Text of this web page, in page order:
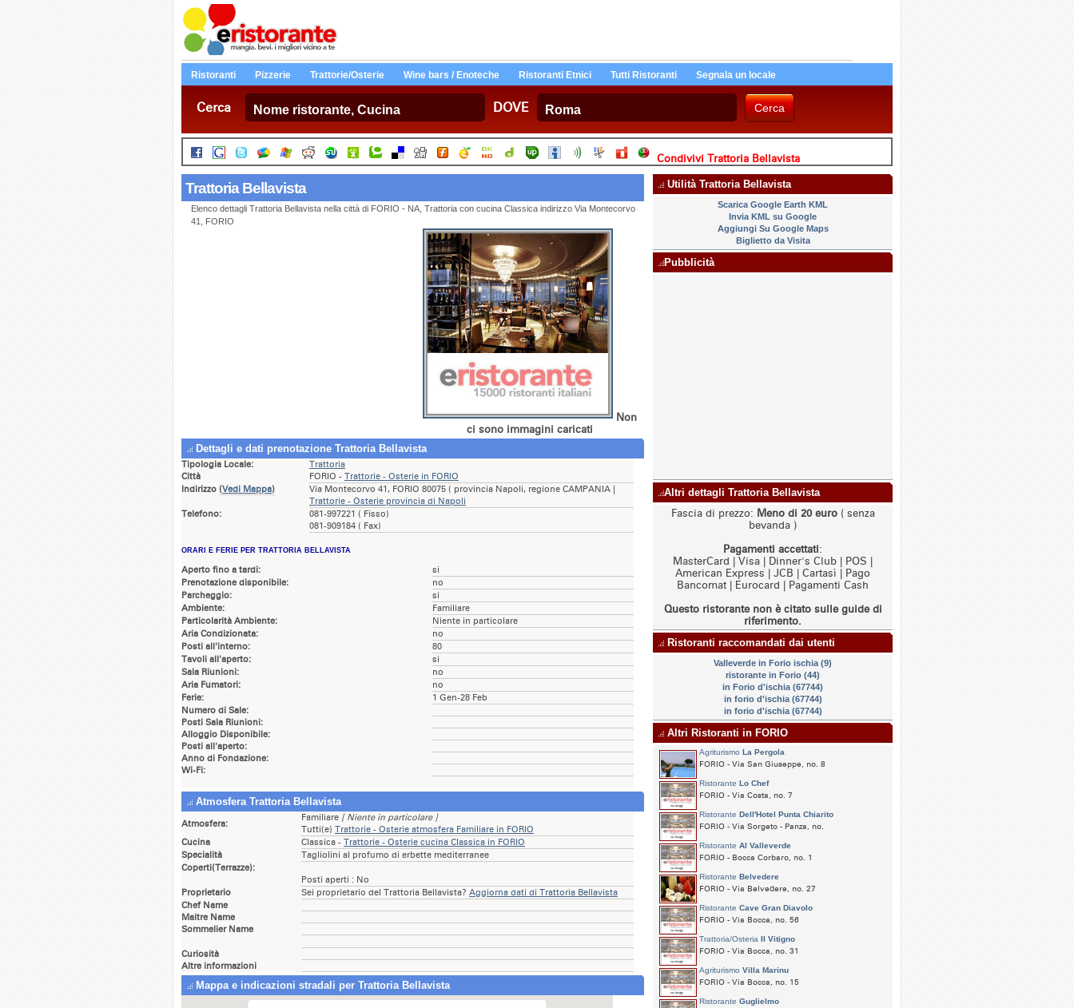
Ristoranti Pizzerie Trattorie/Osterie Wine bars / Enoteche Ristoranti Etnici Tutti Ristoranti Segnala un locale
Cerca DOVE
Condivivi Trattoria Bellavista
Trattoria Bellavista
Elenco dettagli Trattoria Bellavista nella città di FORIO - NA, Trattoria con cucina Classica indirizzo Via Montecorvo
41, FORIO
Non
ci sono immagini caricati
Dettagli e dati prenotazione Trattoria Bellavista
Tipologia Locale:
Trattoria
Città
FORIO - Trattorie - Osterie in FORIO
Indirizzo (Vedi Mappa)
Via Montecorvo 41, FORIO 80075 ( provincia Napoli, regione CAMPANIA |
Trattorie - Osterie provincia di Napoli
Telefono:
081-997221 ( Fisso)
081-909184 ( Fax)
ORARI E FERIE PER TRATTORIA BELLAVISTA
Aperto fino a tardi:
si
Prenotazione disponibile:
no
Parcheggio:
si
Ambiente:
Familiare
Particolarità Ambiente:
Niente in particolare
Aria Condizionata:
no
Posti all'interno:
80
Tavoli all'aperto:
si
Sala Riunioni:
no
Aria Fumatori:
no
Ferie:
1 Gen-28 Feb
Numero di Sale:
Posti Sala Riunioni:
Alloggio Disponibile:
Posti all'aperto:
Anno di Fondazione:
Wi-Fi:
Atmosfera Trattoria Bellavista
Atmosfera:
Familiare [ Niente in particolare ]
Tutti(e) Trattorie - Osterie atmosfera Familiare in FORIO
Cucina
Classica - Trattorie - Osterie cucina Classica in FORIO
Specialità
Tagliolini al profumo di erbette mediterranee
Coperti(Terrazze):
Posti aperti : No
Proprietario
Sei proprietario del Trattoria Bellavista? Aggiorna dati di Trattoria Bellavista
Chef Name
Maitre Name
Sommelier Name
Curiosità
Altre informazioni
Mappa e indicazioni stradali per Trattoria Bellavista
Utilità Trattoria Bellavista
Scarica Google Earth KML
Invia KML su Google
Aggiungi Su Google Maps
Biglietto da Visita
Pubblicità
Altri dettagli Trattoria Bellavista
Fascia di prezzo: Meno di 20 euro( senza
bevanda )
Pagamenti accettati:
MasterCard | Visa | Dinner's Club | POS |
American Express | JCB | Cartasì | Pago
Bancomat | Eurocard | Pagamenti Cash
Questo ristorante non è citato sulle guide di
riferimento.
Ristoranti raccomandati dai utenti
Valleverde in Forio ischia (9)
ristorante in Forio (44)
in Forio d'ischia (67744)
in forio d'ischia (67744)
in forio d'ischia (67744)
Altri Ristoranti in FORIO
Agriturismo La Pergola
FORIO - Via San Giuseppe, no. 8
Ristorante Lo Chef
FORIO - Via Costa, no. 7
Ristorante Dell'Hotel Punta Chiarito
FORIO - Via Sorgeto - Panza, no.
Ristorante Al Valleverde
FORIO - Bocca Corbaro, no. 1
Ristorante Belvedere
FORIO - Via Belvedere, no. 27
Ristorante Cave Gran Diavolo
FORIO - Via Bocca, no. 56
Trattoria/Osteria Il Vitigno
FORIO - Via Bocca, no. 31
Agriturismo Villa Marinu
FORIO - Via Bocca, no. 15
Ristorante Guglielmo